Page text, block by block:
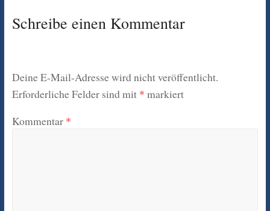
Schreibe einen Kommentar
Deine E-Mail-Adresse wird nicht veröffentlicht.
Erforderliche Felder sind mit * markiert
Kommentar *